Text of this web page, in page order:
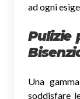
ad ogni
Pulizie
Una
soddisfare